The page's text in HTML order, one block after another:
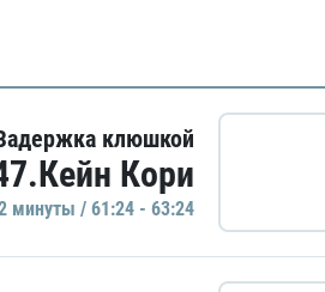
клюшкой
Кори
минуты / 61:24 - 63:24